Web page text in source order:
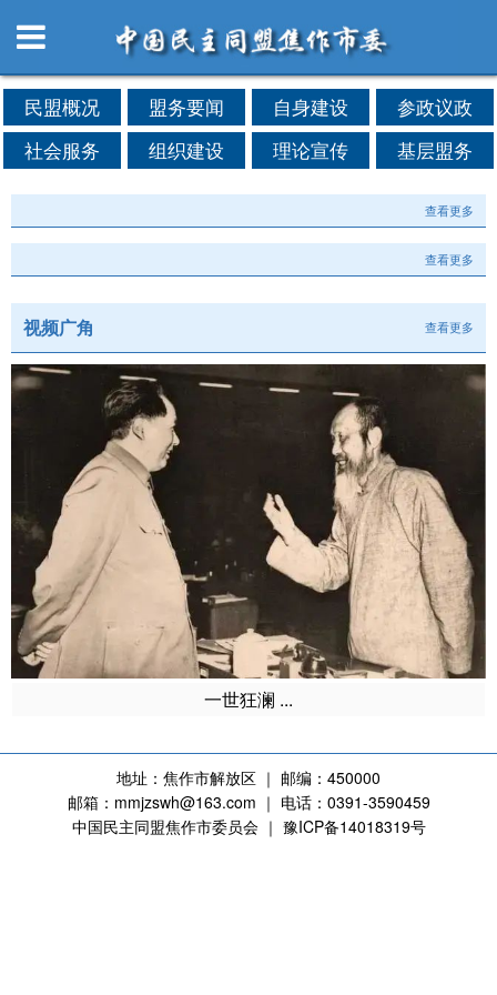
民盟概况 盟务要闻 自身建设
参政议政
社会服务
组织建设 理论宣传 基层盟务
查看更多
查看更多
视频广角 查看更多
一世狂澜 ...
地址：焦作市解放区 ｜ 邮编：450000
邮箱：mmjzswh@163.com ｜ 电话：0391-3590459
中国民主同盟焦作市委员会 ｜ 豫ICP备14018319号